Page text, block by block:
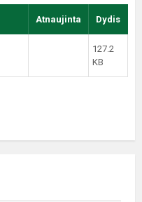
Atnaujinta Dydis
127.2
KB